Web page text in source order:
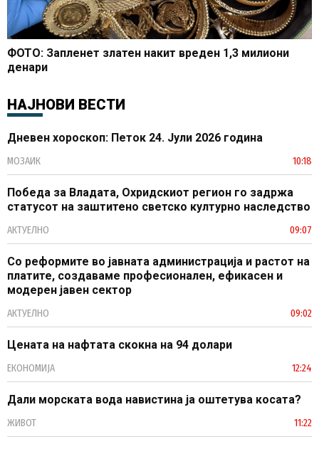
ФОТО: Запленет златен накит вреден 1,3 милиони
денари
НАЈНОВИ ВЕСТИ
Дневен хороскоп: Петок 24. Јули 2026 година
МОЗАИК 10:18
Победа за Владата, Охридскиот регион го задржа
статусот на заштитено светско културно наследство
АКТУЕЛНО 09:07
Со реформите во јавната администрација и растот на
платите, создаваме професионален, ефикасен и
модерен јавен сектор
АКТУЕЛНО 09:02
Цената на нафтата скокна на 94 долари
ЕКОНОМИЈА 12:24
Дали морската вода навистина ја оштетува косата?
ЖИВОТ 11:22